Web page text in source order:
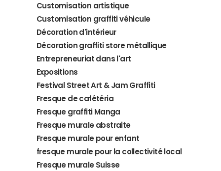
Customisation artistique
Customisation graffiti véhicule
Décoration d'intérieur
Décoration graffiti store métallique
Entrepreneuriat dans l'art
Expositions
Festival Street Art & Jam Graffiti
Fresque de cafétéria
Fresque graffiti Manga
Fresque murale abstraite
Fresque murale pour enfant
fresque murale pour la collectivité local
Fresque murale Suisse